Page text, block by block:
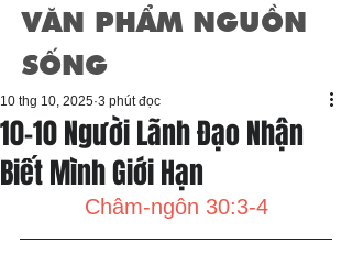
VĂN PHẨM NGUỒN
SỐNG
10-10 Người Lãnh Đạo Nhận
Biết Mình Giới Hạn
10 thg 10, 2025 3 phút đọc
Châm-ngôn 30:3-4